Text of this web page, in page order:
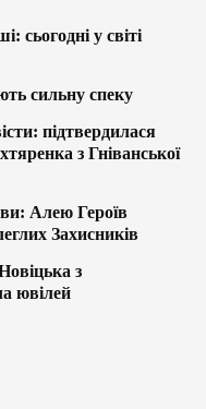
сьогодні у світі
сильну спеку
підтвердилася
з Гніванської
Алею Героїв
Захисників
з
ювілей